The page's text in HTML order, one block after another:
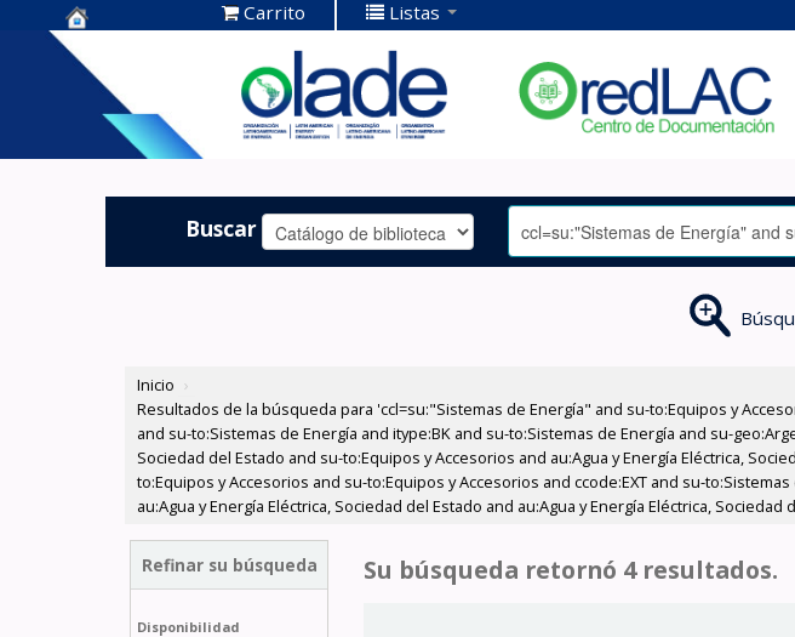
Centro de
Documentación
OLADE -
Carrito Listas
Buscar
Inicio ›
Resultados de la búsqueda para 'ccl=su:"Sistemas de Energía" and su-to:Equipos y
and su-to:Sistemas de Energía and itype:BK and su-to:Sistemas de Energía and su-
Sociedad del Estado and su-to:Equipos y Accesorios and au:Agua y Energía Eléctrica,
to:Equipos y Accesorios and su-to:Equipos y Accesorios and ccode:EXT and su-
au:Agua y Energía Eléctrica, Sociedad del Estado and au:Agua y Energía Eléctrica, Sociedad
Refinar su búsqueda
Disponibilidad
Su búsqueda retornó 4 resultados.